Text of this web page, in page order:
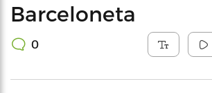
Barceloneta
0